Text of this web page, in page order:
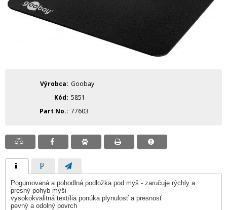
Výrobca
Goobay
Kód 5851
Part No. 77603
Pogumovaná a pohodlná podložka pod myš - zaručuje rýchly a
presný pohyb myši
vysokokvalitná textília ponúka plynulosť a presnosť
pevný a odolný povrch